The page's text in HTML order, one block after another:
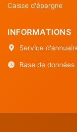
Caisse d'épargne
INFORMATIONS
Service
Base de